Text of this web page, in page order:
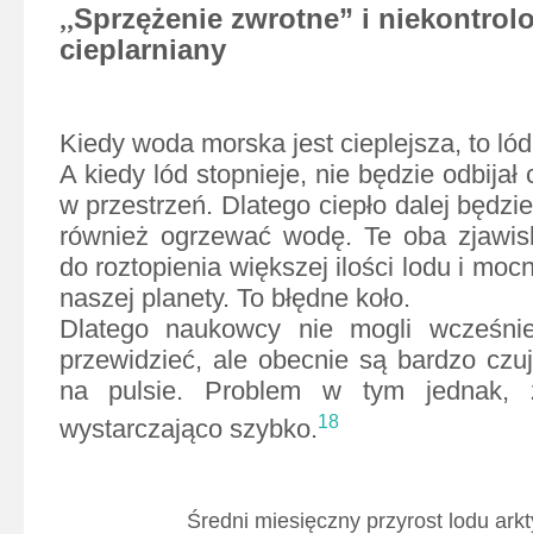
,,Sprzężenie zwrotne” i
cieplarniany
Kiedy woda morska jest cieplejsza, to
A kiedy lód stopnieje, nie będzie odbijał
w przestrzeń. Dlatego ciepło dalej
również ogrzewać wodę. Te oba
do roztopienia większej ilości lodu i
naszej planety. To błędne koło.
Dlatego naukowcy nie mogli
przewidzieć, ale obecnie są bardzo
na pulsie. Problem w tym jednak,
wystarczająco szybko.18
Średni miesięczny przyrost lodu